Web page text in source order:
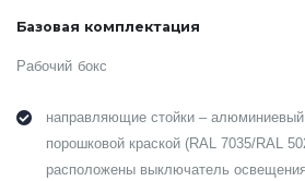
Базовая комплектация
Рабочий бокс
направляющие стойки –
порошковой краской (RAL 7035/RAL
расположены выключатель